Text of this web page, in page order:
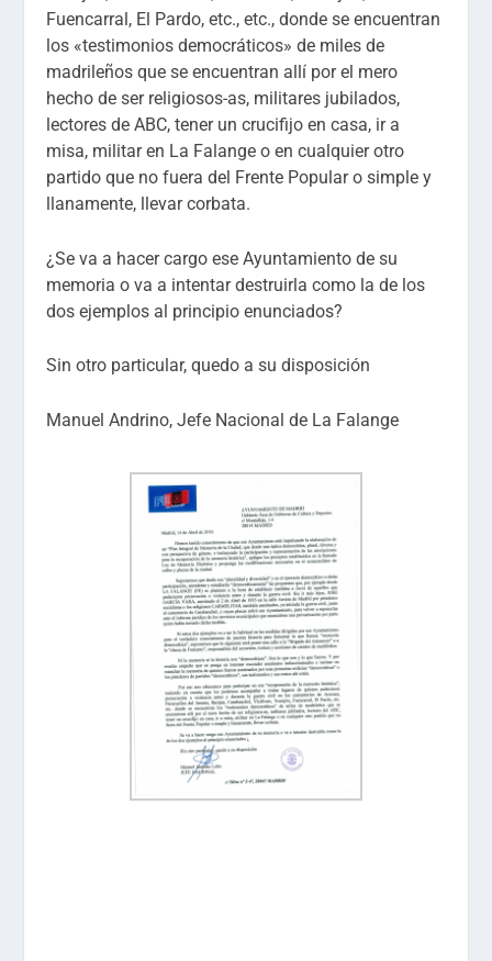
Fuencarral, El Pardo, etc., etc., donde se encuentran
los «testimonios democráticos» de miles de
madrileños que se encuentran allí por el mero
hecho de ser religiosos-as, militares jubilados,
lectores de ABC, tener un crucifijo en casa, ir a
misa, militar en La Falange o en cualquier otro
partido que no fuera del Frente Popular o simple y
llanamente, llevar corbata.
¿Se va a hacer cargo ese Ayuntamiento de su
memoria o va a intentar destruirla como la de los
dos ejemplos al principio enunciados?
Sin otro particular, quedo a su disposición
Manuel Andrino, Jefe Nacional de La Falange